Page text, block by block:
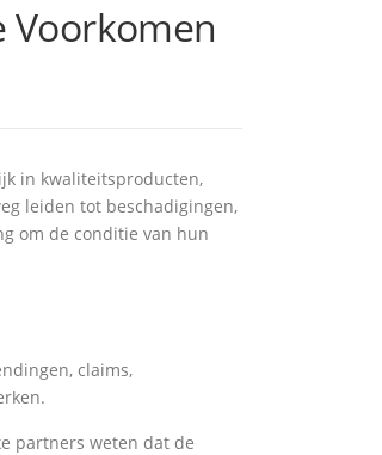
Voorkomen
in kwaliteitsproducten,
leiden tot beschadigingen,
om de conditie van hun
claims,
partners weten dat de